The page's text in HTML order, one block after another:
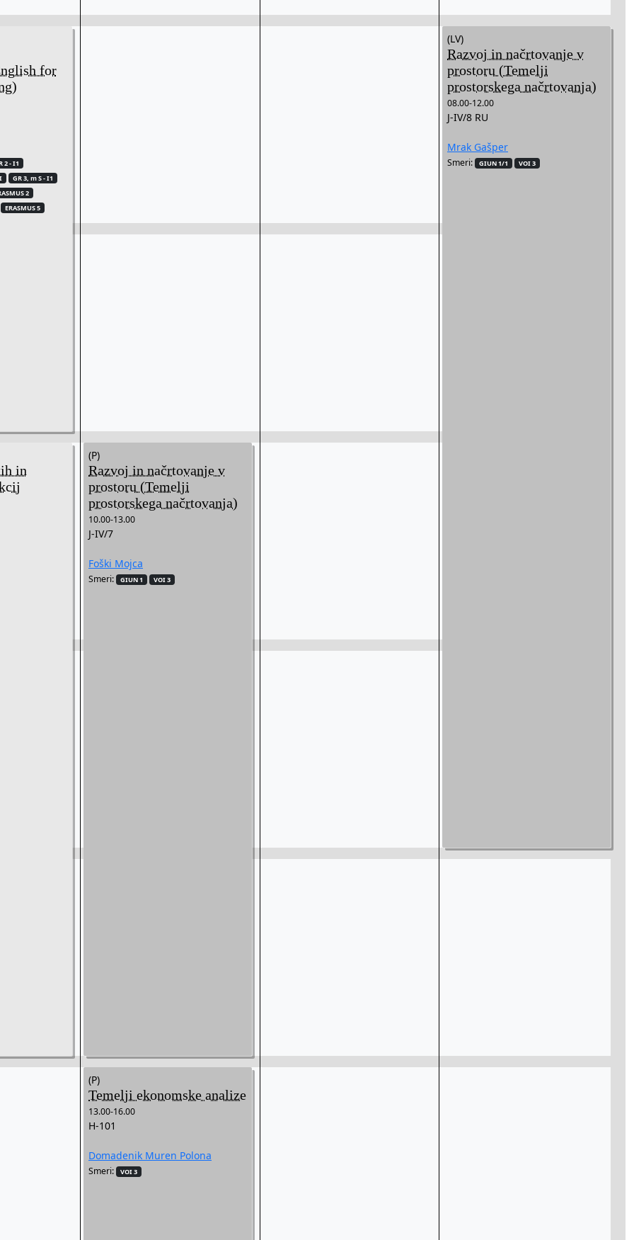
for
2 - I1
GR 3, m S - I1
2
ERASMUS 5
in
(P)
Razvoj in načrtovanje v
prostoru (Temelji
prostorskega načrtovanja)
10.00-13.00
J-IV/7
Foški Mojca
Smeri: GIUN 1 VOI 3
(P)
Temelji ekonomske analize
13.00-16.00
H-101
Domadenik Muren Polona
Smeri: VOI 3
(LV)
Razvoj in načrtovanje v
prostoru (Temelji
prostorskega načrtovanja)
08.00-12.00
J-IV/8 RU
Mrak Gašper
Smeri: GIUN 1/1 VOI 3